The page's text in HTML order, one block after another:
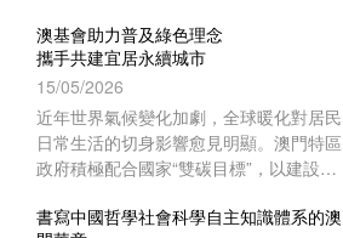
訓”。
澳基會助力普及綠色理念
攜手共建宜居永續城市
15/05/2026
近年世界氣候變化加劇，全球暖化對居民
日常生活的切身影響愈見明顯。澳門特區
政府積極配合國家“雙碳目標”，以建設宜
《澳門長期減碳策略》和《澳門環境保護
書寫中國哲學社會科學自主知識體系的澳